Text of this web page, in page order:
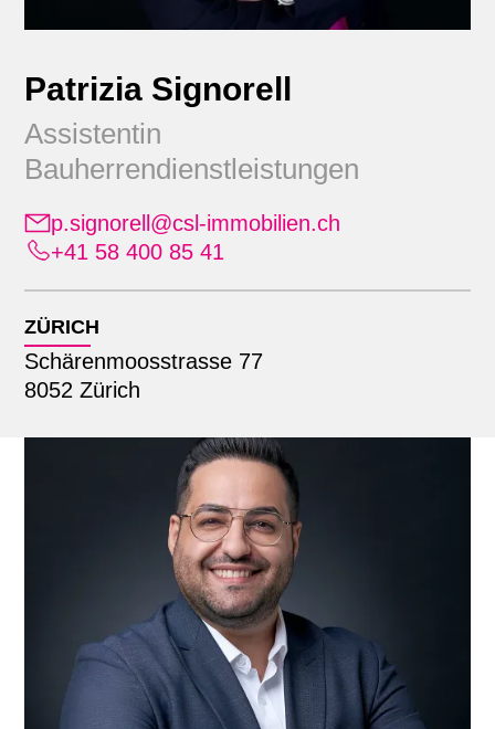
Patrizia Signorell
Assistentin
Bauherrendienstleistungen
p.signorell@csl-immobilien.ch
+41 58 400 85 41
ZÜRICH
Schärenmoosstrasse 77
8052 Zürich
Position
Alle
Bauherrendienstleistungen
Bewirtschaftung
Erweiterte Geschäftsleitung
Liegenschaftenbuchhaltung
Marketing & Kommunikation
Personal
Research & Marktanalyse
Vermarktung
Standort
Alle
Lausanne
Suche mit Name